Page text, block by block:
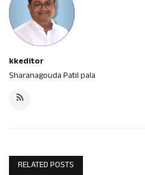
kkeditor
Sharanagouda Patil pala
RELATED POSTS